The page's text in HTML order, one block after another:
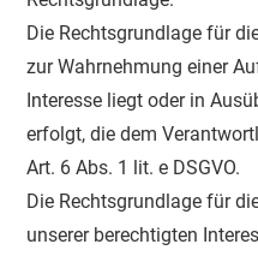
Die Rechtsgrundlage für
zur Wahrnehmung einer
Interesse liegt oder in
erfolgt, die dem
Art. 6 Abs. 1 lit. e DSGVO.
Die Rechtsgrundlage für
unserer berechtigten